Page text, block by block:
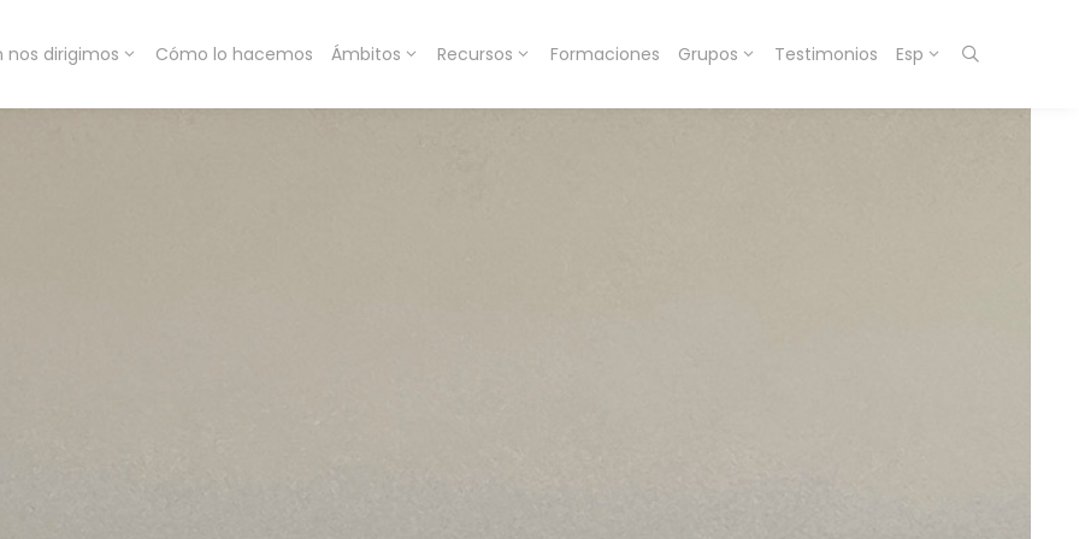
nos dirigimos Cómo lo hacemos Ámbitos Recursos Formaciones Grupos Testimonios Esp